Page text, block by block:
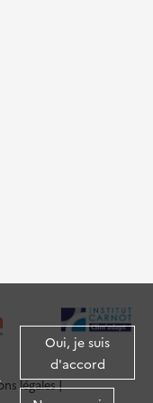
Oui, je suis
d'accord
légales